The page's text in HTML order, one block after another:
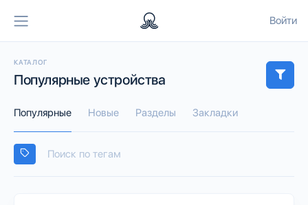
Войти
КАТАЛОГ
Популярные устройства
Популярные Новые Разделы Закладки